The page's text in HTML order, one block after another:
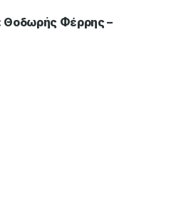
: Θοδωρής Φέρρης –